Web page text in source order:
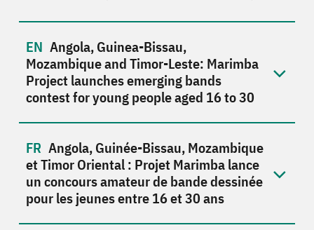
Angola, Guinea-Bissau,
Mozambique and Timor-Leste: Marimba
Project launches emerging bands
contest for young people aged 16 to 30
Angola, Guinée-Bissau, Mozambique
et Timor Oriental : Projet Marimba lance
un concours amateur de bande dessinée
pour les jeunes entre 16 et 30 ans